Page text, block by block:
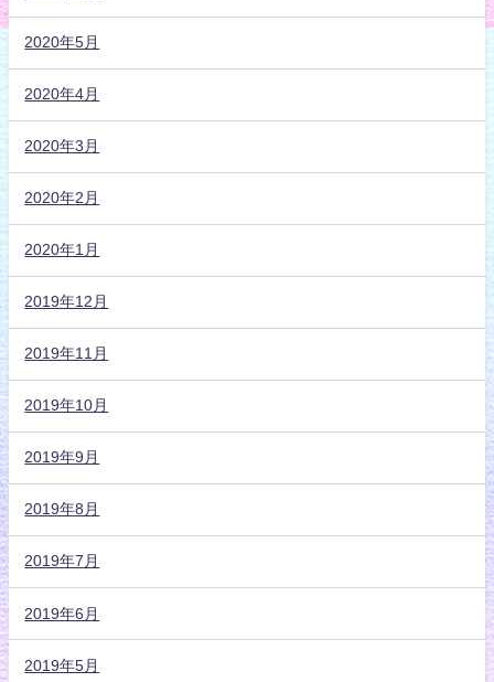
2020年5月
2020年4月
2020年3月
2020年2月
2020年1月
2019年12月
2019年11月
2019年10月
2019年9月
2019年8月
2019年7月
2019年6月
2019年5月